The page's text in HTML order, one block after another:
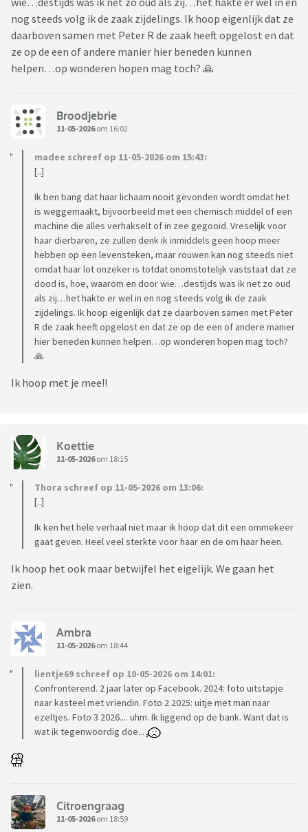
nog steeds volg ik de zaak zijdelings. Ik hoop eigenlijk dat ze
daarboven samen met Peter R de zaak heeft opgelost en dat
ze op de een of andere manier hier beneden kunnen
helpen…op wonderen hopen mag toch? 🙏
Broodjebrie
11-05-2026om 16:02
madee schreef op 11-05-2026 om 15:43:
[..]
Ik ben bang dat haar lichaam nooit gevonden wordt omdat het
is weggemaakt, bijvoorbeeld met een chemisch middel of een
machine die alles verhakselt of in zee gegooid. Vreselijk voor
haar dierbaren, ze zullen denk ik inmiddels geen hoop meer
hebben op een levensteken, maar rouwen kan nog steeds niet
omdat haar lot onzeker is totdat onomstotelijk vaststaat dat ze
dood is, hoe, waarom en door wie…destijds was ik net zo oud
als zij…het hakte er wel in en nog steeds volg ik de zaak
zijdelings. Ik hoop eigenlijk dat ze daarboven samen met Peter
R de zaak heeft opgelost en dat ze op de een of andere manier
hier beneden kunnen helpen…op wonderen hopen mag toch?
🙏
Ik hoop met je mee!!
Koettie
11-05-2026om 18:15
Thora schreef op 11-05-2026 om 13:06:
[..]
Ik ken het hele verhaal niet maar ik hoop dat dit een ommekeer
gaat geven. Heel veel sterkte voor haar en de om haar heen.
Ik hoop het ook maar betwijfel het eigelijk. We gaan het
zien.
Ambra
11-05-2026om 18:44
lientje69 schreef op 10-05-2026 om 14:01:
Confronterend. 2 jaar later op Facebook. 2024: foto uitstapje
naar kasteel met vriendin. Foto 2 2025: uitje met man naar
ezeltjes. Foto 3 2026.... uhm. Ik liggend op de bank. Want dat is
wat ik tegenwoordig doe...
Citroengraag
11-05-2026om 18:59